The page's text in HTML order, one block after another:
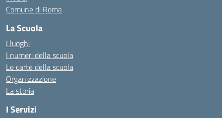
Comune di Roma
La Scuola
I luoghi
I numeri della scuola
Le carte della scuola
Organizzazione
La storia
I Servizi